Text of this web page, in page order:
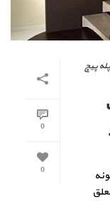
0
0
پیچ